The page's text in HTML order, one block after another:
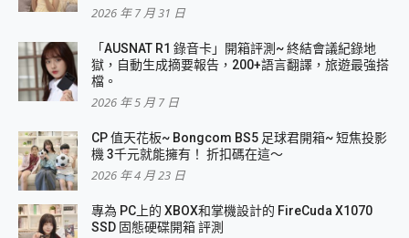
2026 年 7 月 31 日
「AUSNAT R1 錄音卡」開箱評測~ 終結會議紀錄地
獄，自動生成摘要報告，200+語言翻譯，旅遊最強搭
檔。
2026 年 5 月 7 日
CP 值天花板~ Bongcom BS5 足球君開箱~ 短焦投影
機 3千元就能擁有！ 折扣碼在這～
2026 年 4 月 23 日
專為 PC上的 XBOX和掌機設計的 FireCuda X1070
SSD 固態硬碟開箱 評測